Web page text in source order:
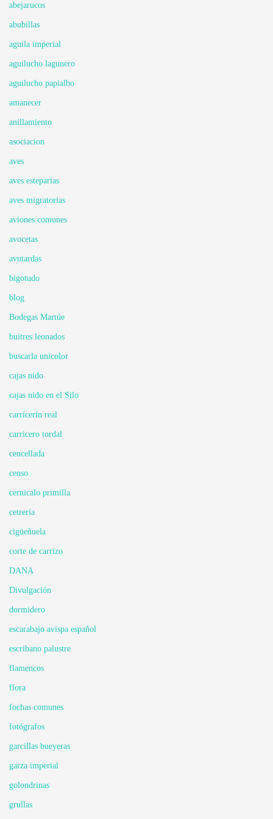
abejarucos
abubillas
aguila imperial
aguilucho lagunero
aguilucho papialbo
amanecer
anillamiento
asociacion
aves
aves esteparias
aves migratorias
aviones comunes
avocetas
avutardas
bigotudo
blog
Bodegas Martúe
buitres leonados
buscarla unicolor
cajas nido
cajas nido en el Silo
carricerín real
carricero tordal
cencellada
censo
cernicalo primilla
cetrería
cigüeñuela
corte de carrizo
DANA
Divulgación
dormidero
escarabajo avispa español
escribano palustre
flamencos
flora
fochas comunes
fotógrafos
garcillas bueyeras
garza imperial
golondrinas
grullas